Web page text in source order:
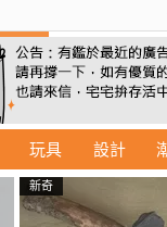
玩具 設計
新奇